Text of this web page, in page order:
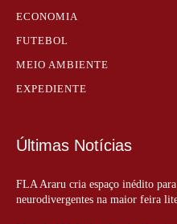
ECONOMIA
FUTEBOL
MEIO AMBIENTE
EXPEDIENTE
Últimas Notícias
FLA Araru cria espaço inédito
neurodivergentes na maior feira